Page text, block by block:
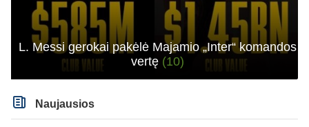
L. Messi gerokai pakėlė Majamio „Inter“ komandos
vertę (10)
Naujausios